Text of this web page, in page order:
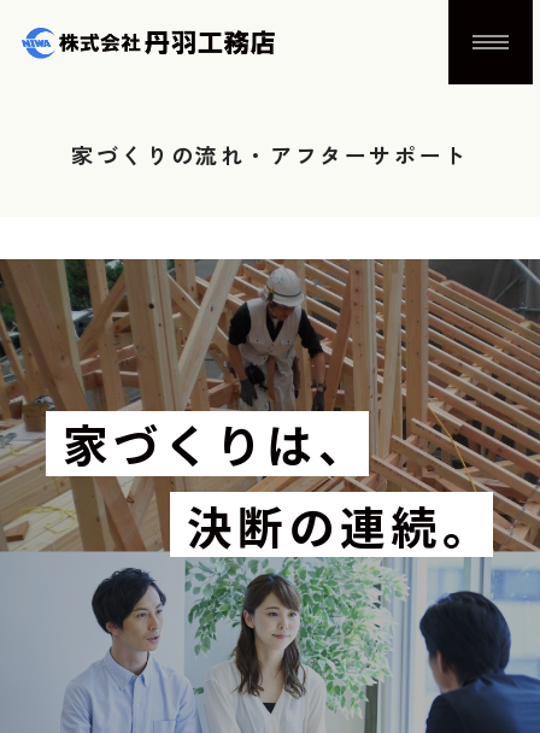
家づくりの流れ・アフターサポート
家づくりは、
決断の連続。